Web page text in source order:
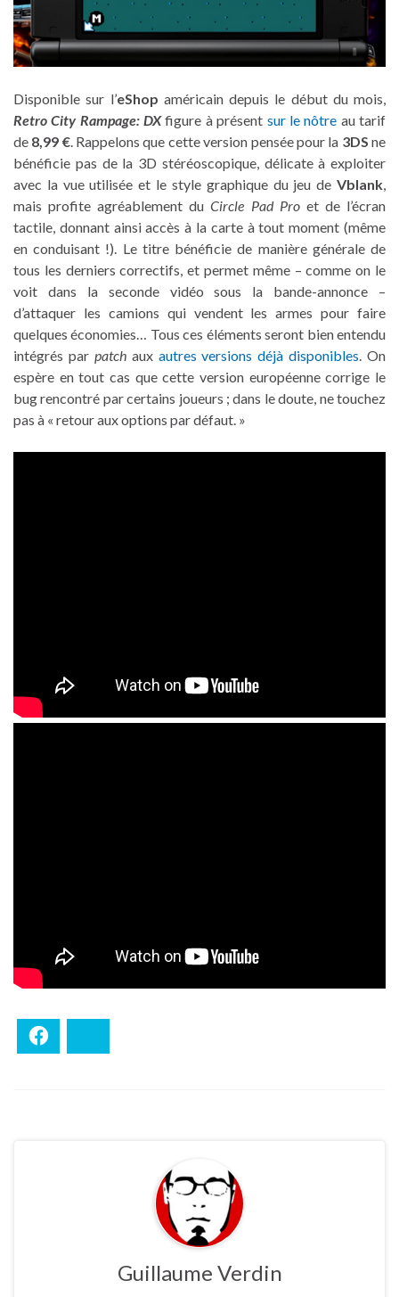
Disponible sur l’eShop américain depuis le début du mois,
Retro City Rampage: DXfigure à présent sur le nôtre au tarif
de 8,99 €. Rappelons que cette version pensée pour la 3DS ne
bénéficie pas de la 3D stéréoscopique, délicate à exploiter
avec la vue utilisée et le style graphique du jeu de Vblank,
mais profite agréablement duCircle Pad Proet de l’écran
tactile, donnant ainsi accès à la carte à tout moment (même
en conduisant !). Le titre bénéficie de manière générale de
tous les derniers correctifs, et permet même – comme on le
voit dans la seconde vidéo sous la bande-annonce –
d’attaquer les camions qui vendent les armes pour faire
quelques économies… Tous ces éléments seront bien entendu
intégrés par patchaux autres versions déjà disponibles. On
espère en tout cas que cette version européenne corrige le
bug rencontré par certains joueurs ; dans le doute, ne touchez
pas à « retour aux options par défaut. »
Guillaume Verdin